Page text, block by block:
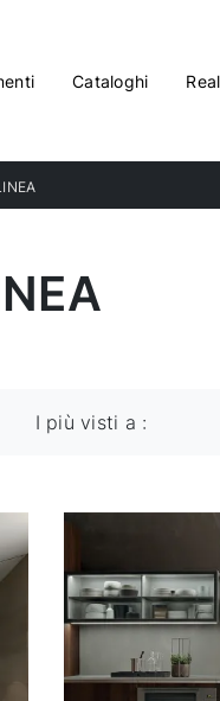
Cataloghi
I più visti a :